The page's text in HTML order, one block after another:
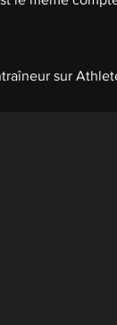
sur